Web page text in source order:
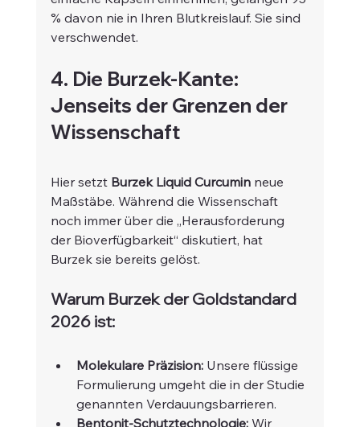
% davon nie in Ihren Blutkreislauf. Sie sind
verschwendet.
4. Die Burzek-Kante:
Jenseits der Grenzen der
Wissenschaft
Hier setzt Burzek Liquid Curcumin neue
Maßstäbe. Während die Wissenschaft
noch immer über die „Herausforderung
der Bioverfügbarkeit“ diskutiert, hat
Burzek sie bereits gelöst.
Warum Burzek der Goldstandard
2026 ist:
Molekulare Präzision: Unsere flüssige
Formulierung umgeht die in der Studie
genannten Verdauungsbarrieren.
Bentonit-Schutztechnologie: Wir